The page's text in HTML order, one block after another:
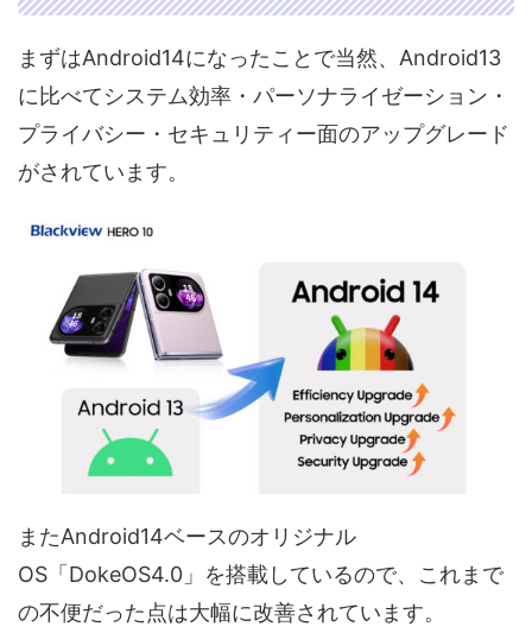
まずはAndroid14になったことで当然、Android13
に比べてシステム効率・パーソナライゼーション・
プライバシー・セキュリティー面のアップグレード
がされています。
またAndroid14ベースのオリジナル
OS「DokeOS4.0」を搭載しているので、これまで
の不便だった点は大幅に改善されています。